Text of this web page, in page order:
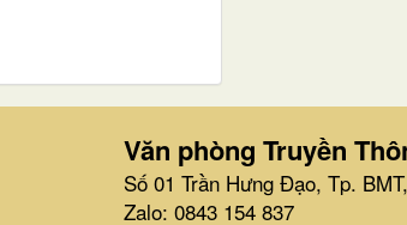
Văn phòng Truyền
Số 01 Trần Hưng Đạo, Tp.
Zalo: 0843 154 837